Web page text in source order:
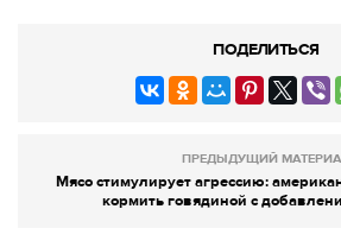
ПОДЕЛИТЬСЯ
ПРЕДЫДУЩИЙ
Мясо стимулирует агрессию:
кормить говядиной с